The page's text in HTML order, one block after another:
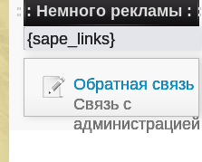
: : Немного рекламы : :
{sape_links}
Обратная связь
Связь с
администрацией